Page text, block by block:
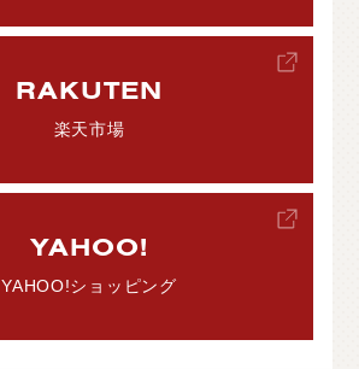
RAKUTEN
楽天市場
YAHOO!
YAHOO!ショッピング